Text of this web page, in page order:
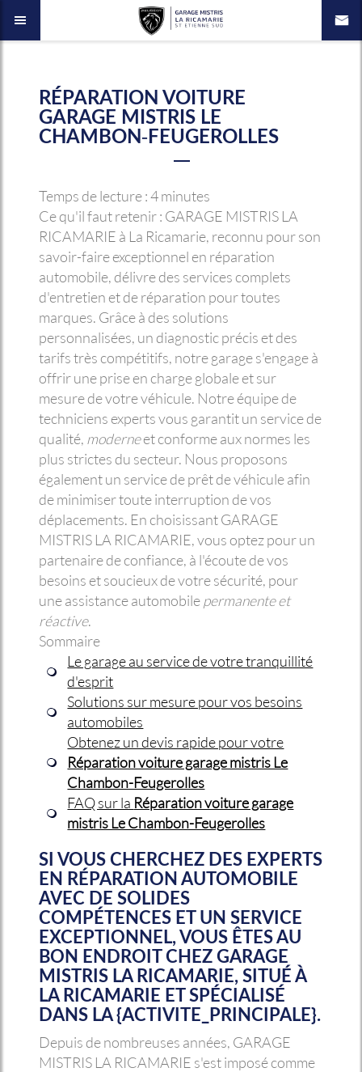
RÉPARATION VOITURE
GARAGE MISTRIS LE
CHAMBON-FEUGEROLLES
Temps de lecture : 4 minutes
Ce qu'il faut retenir : GARAGE MISTRIS LA
RICAMARIE à La Ricamarie, reconnu pour son
savoir-faire exceptionnel en réparation
automobile, délivre des services complets
d'entretien et de réparation pour toutes
marques. Grâce à des solutions
personnalisées, un diagnostic précis et des
tarifs très compétitifs, notre garage s'engage à
offrir une prise en charge globale et sur
mesure de votre véhicule. Notre équipe de
techniciens experts vous garantit un service de
qualité, moderneet conforme aux normes les
plus strictes du secteur. Nous proposons
également un service de prêt de véhicule afin
de minimiser toute interruption de vos
déplacements. En choisissant GARAGE
MISTRIS LA RICAMARIE, vous optez pour un
partenaire de confiance, à l'écoute de vos
besoins et soucieux de votre sécurité, pour
une assistance automobilepermanente et
réactive.
Sommaire
Le garage au service de votre tranquillité
d'esprit
Solutions sur mesure pour vos besoins
automobiles
Obtenez un devis rapide pour votre
Réparation voiture garage mistris Le
Chambon-Feugerolles
FAQ sur la Réparation voiture garage
mistris Le Chambon-Feugerolles
SI VOUS CHERCHEZ DES EXPERTS
EN RÉPARATION AUTOMOBILE
AVEC DE SOLIDES
COMPÉTENCES ET UN SERVICE
EXCEPTIONNEL, VOUS ÊTES AU
BON ENDROIT CHEZ GARAGE
MISTRIS LA RICAMARIE, SITUÉ À
LA RICAMARIE ET SPÉCIALISÉ
DANS LA {ACTIVITE_PRINCIPALE}.
Depuis de nombreuses années, GARAGE
MISTRIS LA RICAMARIE s'est imposé comme